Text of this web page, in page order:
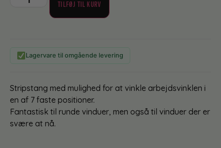
TILFØJ TIL KURV
Lagervare til omgående levering
Stripstang med mulighed for at vinkle arbejdsvinklen i
en af 7 faste positioner.
Fantastisk til runde vinduer, men også til vinduer der er
svære at nå.